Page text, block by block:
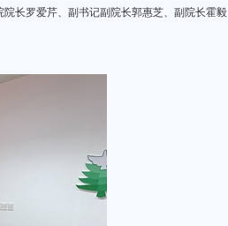
长罗爱芹、副书记副院长郭惠芝、副院长霍毅